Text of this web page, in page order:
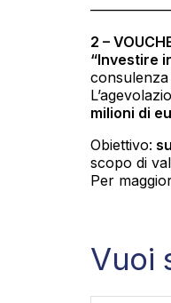
2 –
“Investire
milioni di
Obiettivo:
scopo di
Per
Vuoi